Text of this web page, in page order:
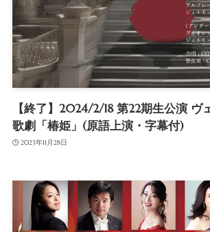
【終了】2024/2/18 第22期生公演 ヴ
歌劇「椿姫」(原語上演・字幕付)
2023年11月28日